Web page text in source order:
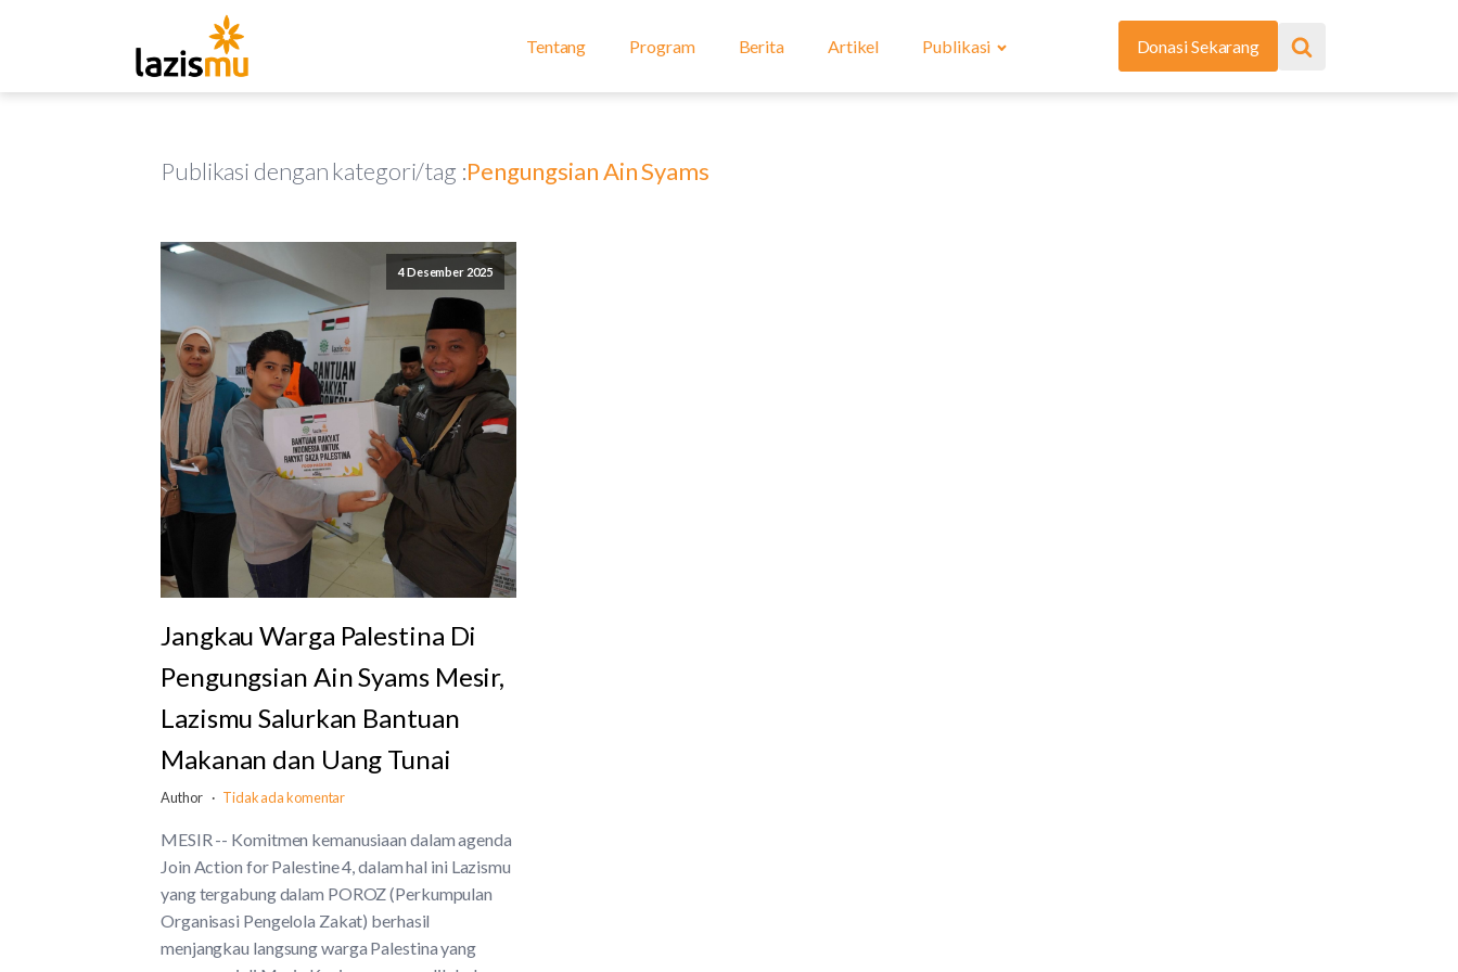
Tentang Program Berita Artikel Publikasi Donasi Sekarang
Publikasi dengan kategori/tag :Pengungsian Ain Syams
4 Desember 2025
Jangkau Warga Palestina Di
Pengungsian Ain Syams Mesir,
Lazismu Salurkan Bantuan
Makanan dan Uang Tunai
Author Tidak ada komentar
MESIR -- Komitmen kemanusiaan dalam agenda
Join Action for Palestine 4, dalam hal ini Lazismu
yang tergabung dalam POROZ (Perkumpulan
Organisasi Pengelola Zakat) berhasil
menjangkau langsung warga Palestina yang